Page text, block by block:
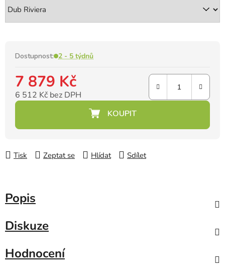
Dostupnost: 2 - 5 týdnů
7 879 Kč
6 512 Kč bez DPH
Tisk Zeptat se Hlídat Sdílet
Popis
Diskuze
Hodnocení